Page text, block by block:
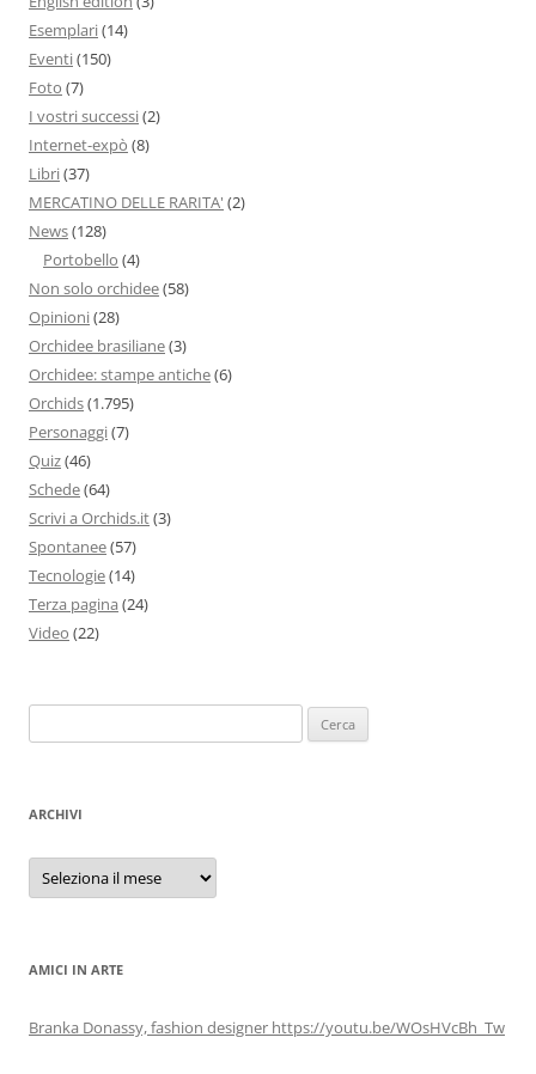
Esemplari(14)
Eventi(150)
Foto (7)
I vostri successi(2)
Internet-expò (8)
Libri(37)
MERCATINO DELLE RARITA' (2)
News(128)
Portobello (4)
Non solo orchidee(58)
Opinioni(28)
Orchidee brasiliane(3)
Orchidee: stampe antiche(6)
Orchids(1.795)
Personaggi(7)
Quiz(46)
Schede(64)
Scrivi a Orchids.it(3)
Spontanee(57)
Tecnologie(14)
Terza pagina (24)
Video (22)
per:
ARCHIVI
Archivi
AMICI IN ARTE
Branka Donassy, fashion designer https://youtu.be/WOsHVcBh_Tw